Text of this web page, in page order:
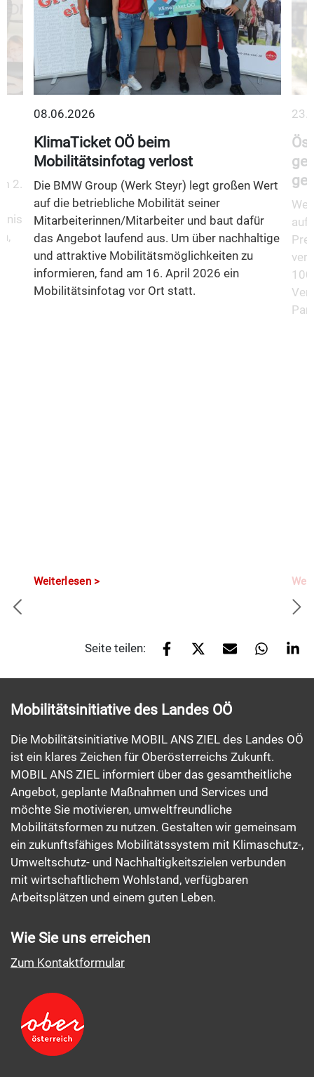
2.
08.06.2026
KlimaTicket OÖ beim
Mobilitätsinfotag verlost
Die BMW Group (Werk Steyr) legt großen Wert
auf die betriebliche Mobilität seiner
Mitarbeiterinnen/Mitarbeiter und baut dafür
das Angebot laufend aus. Um über nachhaltige
und attraktive Mobilitätsmöglichkeiten zu
informieren, fand am 16. April 2026 ein
Mobilitätsinfotag vor Ort statt.
Weiterlesen
auf
Seite teilen:
Mobilitätsinitiative des Landes OÖ
Die Mobilitätsinitiative MOBIL ANS ZIEL des Landes OÖ
ist ein klares Zeichen für Oberösterreichs Zukunft.
MOBIL ANS ZIEL informiert über das gesamtheitliche
Angebot, geplante Maßnahmen und Services und
möchte Sie motivieren, umweltfreundliche
Mobilitätsformen zu nutzen. Gestalten wir gemeinsam
ein zukunftsfähiges Mobilitätssystem mit Klimaschutz-,
Umweltschutz- und Nachhaltigkeitszielen verbunden
mit wirtschaftlichem Wohlstand, verfügbaren
Arbeitsplätzen und einem guten Leben.
Wie Sie uns erreichen
Zum Kontaktformular